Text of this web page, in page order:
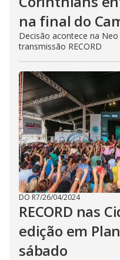
na final do
Decisão acontece na
transmissão RECORD
DO R7/26/04/2024
RECORD nas
edição em
sábado